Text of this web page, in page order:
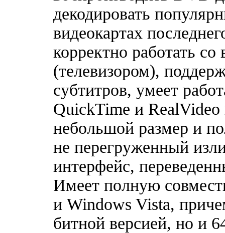
декодировать
видеокартах
корректно работать
(телевизором),
субтитров, умеет
QuickTime и
небольшой размер и
не перегруженный
интерфейс,
Имеет полную
и Windows Vista,
битной версией, но и